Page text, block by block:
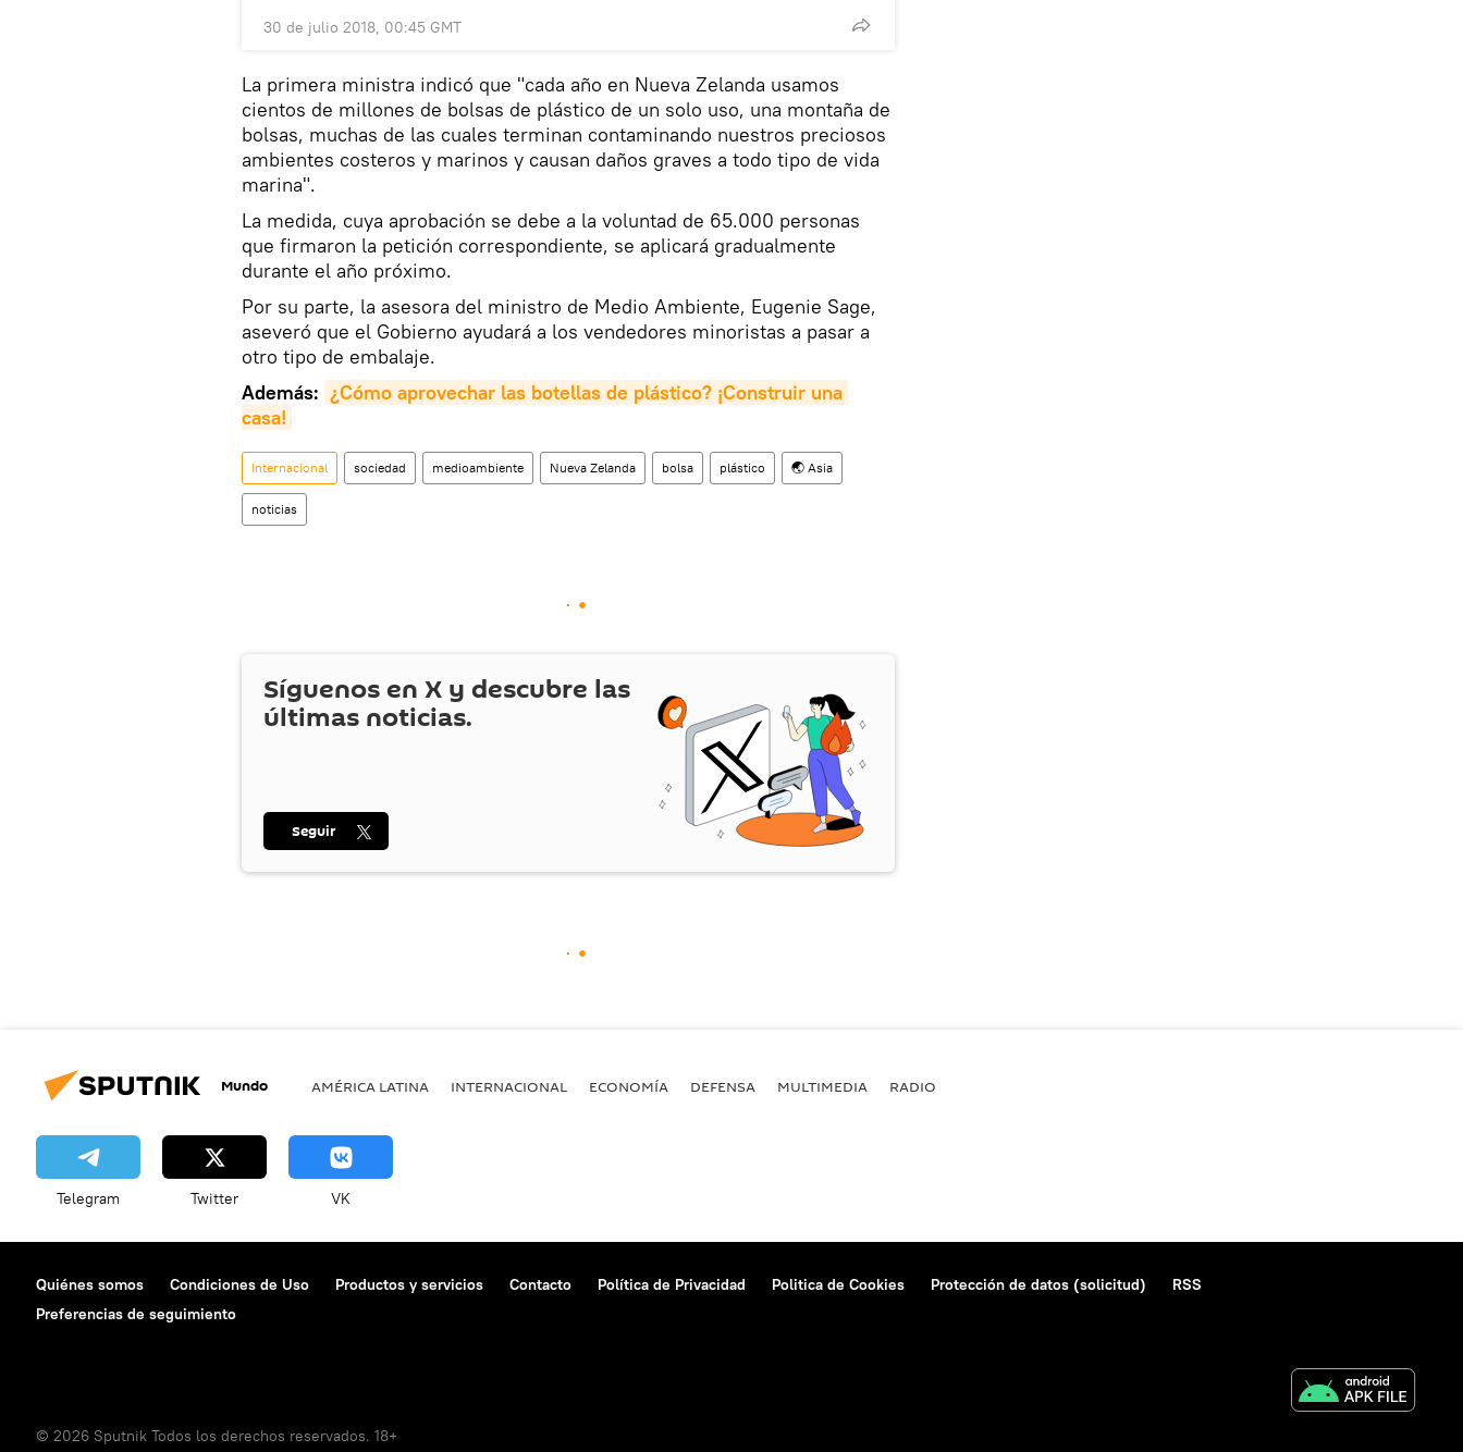
30 de julio 2018, 00:45 GMT
La primera ministra indicó que "cada año en Nueva Zelanda usamos
cientos de millones de bolsas de plástico de un solo uso, una montaña de
bolsas, muchas de las cuales terminan contaminando nuestros preciosos
ambientes costeros y marinos y causan daños graves a todo tipo de vida
marina".
La medida, cuya aprobación se debe a la voluntad de 65.000 personas
que firmaron la petición correspondiente, se aplicará gradualmente
durante el año próximo.
Por su parte, la asesora del ministro de Medio Ambiente, Eugenie Sage,
aseveró que el Gobierno ayudará a los vendedores minoristas a pasar a
otro tipo de embalaje.
Además: ¿Cómo aprovechar las botellas de plástico? ¡Construir una
casa!
Internacional sociedad medioambiente Nueva Zelanda bolsa plástico 🌏 Asia
noticias
Síguenos en X y descubre las
últimas noticias.
Seguir
Mundo AMÉRICA LATINA INTERNACIONAL ECONOMÍA DEFENSA MULTIMEDIA RADIO
Telegram Twitter VK
Quiénes somos Condiciones de Uso Productos y servicios Contacto Política de Privacidad Politica de Cookies Protección de datos (solicitud)
RSS
Preferencias de seguimiento
© 2026 Sputnik Todos los derechos reservados. 18+